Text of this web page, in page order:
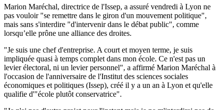
Marion Maréchal, directrice de l'Issep, a assuré vendredi à Lyon ne
pas vouloir "se remettre dans le giron d'un mouvement politique",
mais sans s'interdire "d'intervenir dans le débat public", comme
lorsqu’elle prône une alliance des droites.
"Je suis une chef d'entreprise. A court et moyen terme, je suis
impliquée quasi à temps complet dans mon école. Ce n'est pas un
levier électoral, ni un levier personnel", a affirmé Marion Maréchal à
l'occasion de l'anniversaire de l'Institut des sciences sociales
économiques et politiques (Issep), créé il y a un an à Lyon et qu'elle
qualifie d'"école plutôt conservatrice".